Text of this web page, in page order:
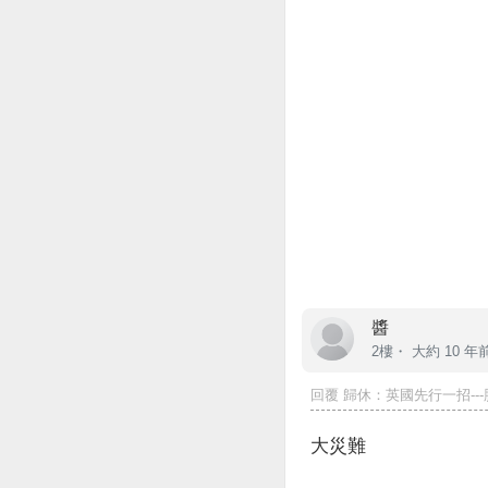
醬
2樓・ 大約 10 年
回覆 歸休 ：英國先行一招
大災難